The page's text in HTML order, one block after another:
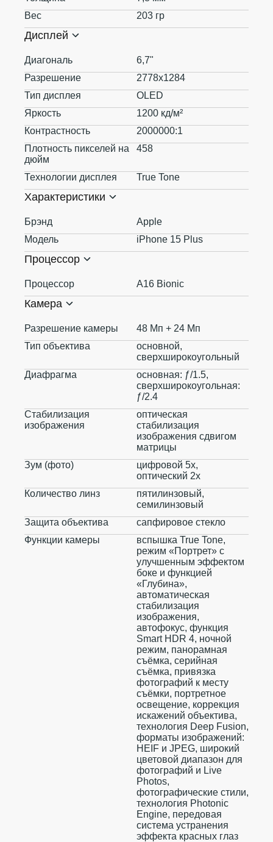
Вес
203 гр
Дисплей
Диагональ
6,7"
Разрешение
2778x1284
Тип дисплея
OLED
Яркость
1200 кд/м²
Контрастность
2000000:1
Плотность пикселей на
дюйм
458
Технологии дисплея True Tone
Характеристики
Брэнд
Apple
Модель
iPhone 15 Plus
Процессор
Процессор A16 Bionic
Камера
Разрешение камеры
48 Мп + 24 Мп
Тип объектива
основной,
сверхширокоугольный
Диафрагма
основная: ƒ/1.5,
сверхширокоугольная:
ƒ/2.4
Стабилизация
изображения
оптическая
стабилизация
изображения сдвигом
матрицы
Зум (фото)
цифровой 5x,
оптический 2x
Количество линз
пятилинзовый,
семилинзовый
Защита объектива
сапфировое стекло
Функции камеры
вспышка True Tone,
режим «Портрет» с
улучшенным эффектом
боке и функцией
«Глубина»,
автоматическая
стабилизация
изображения,
автофокус, функция
Smart HDR 4, ночной
режим, панорамная
съёмка, серийная
съëмка, привязка
фотографий к месту
съёмки, портретное
освещение, коррекция
искажений объектива,
технология Deep Fusion,
форматы изображений:
HEIF и JPEG, широкий
цветовой диапазон для
фотографий и Live
Photos,
фотографические стили,
технология Photonic
Engine, передовая
система устранения
эффекта красных глаз